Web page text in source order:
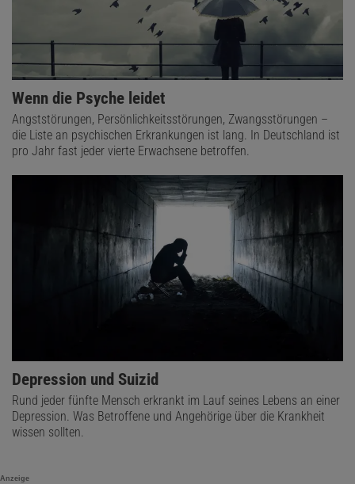
Wenn die Psyche leidet
Angststörungen, Persönlichkeitsstörungen, Zwangsstörungen –
die Liste an psychischen Erkrankungen ist lang. In Deutschland ist
pro Jahr fast jeder vierte Erwachsene betroffen.
Depression und Suizid
Rund jeder fünfte Mensch erkrankt im Lauf seines Lebens an einer
Depression. Was Betroffene und Angehörige über die Krankheit
wissen sollten.
Anzeige